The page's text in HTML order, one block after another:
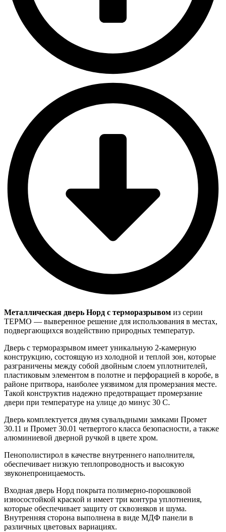
Металлическая дверь Норд с терморазрывом из серии
ТЕРМО — выверенное решение для использования в местах,
подвергающихся воздействию природных температур.
Дверь с терморазрывом имеет уникальную 2-камерную
конструкцию, состоящую из холодной и теплой зон, которые
разграничены между собой двойным слоем уплотнителей,
пластиковым элементом в полотне и перфорацией в коробе, в
районе притвора, наиболее уязвимом для промерзания месте.
Такой конструктив надежно предотвращает промерзание
двери при температуре на улице до минус 30 С.
Дверь комплектуется двумя сувальдными замками Промет
30.11 и Промет 30.01 четвертого класса безопасности, а также
алюминиевой дверной ручкой в цвете хром.
Пенополистирол в качестве внутреннего наполнителя,
обеспечивает низкую теплопроводность и высокую
звуконепроницаемость.
Входная дверь Норд покрыта полимерно-порошковой
износостойкой краской и имеет три контура уплотнения,
которые обеспечивает защиту от сквозняков и шума.
Внутренняя сторона выполнена в виде МДФ панели в
различных цветовых вариациях.